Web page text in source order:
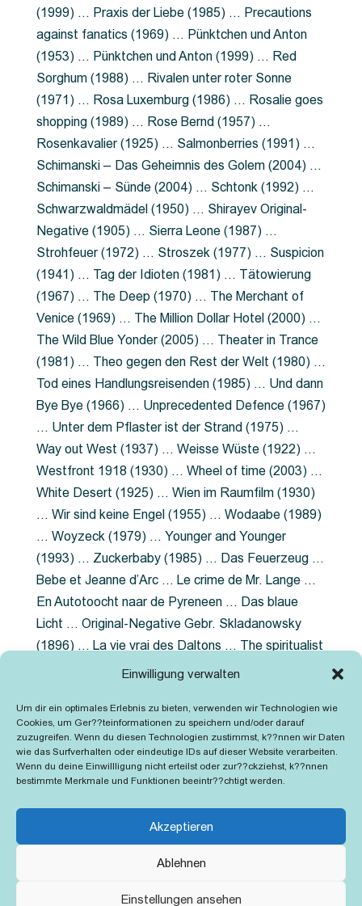
Einwilligung verwalten
Um dir ein optimales Erlebnis zu bieten, verwenden wir Technologien wie
Cookies, um Ger??teinformationen zu speichern und/oder darauf
zuzugreifen. Wenn du diesen Technologien zustimmst, k??nnen wir Daten
wie das Surfverhalten oder eindeutige IDs auf dieser Website verarbeiten.
Wenn du deine Einwillligung nicht erteilst oder zur??ckziehst, k??nnen
bestimmte Merkmale und Funktionen beeintr??chtigt werden.
Akzeptieren
Ablehnen
Einstellungen ansehen
(1999) … Praxis der Liebe (1985) … Precautions
against fanatics (1969) … Pünktchen und Anton
(1953) … Pünktchen und Anton (1999) … Red
Sorghum (1988) … Rivalen unter roter Sonne
(1971) … Rosa Luxemburg (1986) … Rosalie goes
shopping (1989) … Rose Bernd (1957) …
Rosenkavalier (1925) … Salmonberries (1991) …
Schimanski – Das Geheimnis des Golem (2004) …
Schimanski – Sünde (2004) … Schtonk (1992) …
Schwarzwaldmädel (1950) … Shirayev Original-
Negative (1905) … Sierra Leone (1987) …
Strohfeuer (1972) … Stroszek (1977) … Suspicion
(1941) … Tag der Idioten (1981) … Tätowierung
(1967) … The Deep (1970) … The Merchant of
Venice (1969) … The Million Dollar Hotel (2000) …
The Wild Blue Yonder (2005) … Theater in Trance
(1981) … Theo gegen den Rest der Welt (1980) …
Tod eines Handlungsreisenden (1985) … Und dann
Bye Bye (1966) … Unprecedented Defence (1967)
… Unter dem Pflaster ist der Strand (1975) …
Way out West (1937) … Weisse Wüste (1922) …
Westfront 1918 (1930) … Wheel of time (2003) …
White Desert (1925) … Wien im Raumfilm (1930)
… Wir sind keine Engel (1955) … Wodaabe (1989)
… Woyzeck (1979) … Younger and Younger
(1993) … Zuckerbaby (1985) … Das Feuerzeug …
Bebe et Jeanne d’Arc … Le crime de Mr. Lange …
En Autotoocht naar de Pyreneen … Das blaue
Licht … Original-Negative Gebr. Skladanowsky
(1896) … La vie vrai des Daltons … The spiritualist
photographer … Feuer im Fjord … The Song of the
Grubenlampe … Tolstoy … Grün ist die Heide …
Lady Hamilton … Mütter verzaget nicht …
Ruttmann Werbefilme